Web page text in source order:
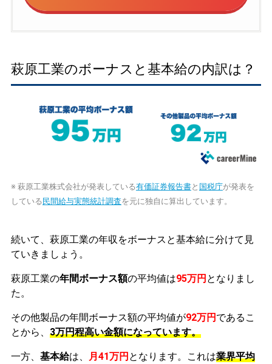
萩原工業のボーナスと基本給の内訳は？
※ 萩原工業株式会社が発表している有価証券報告書と 国税庁が発表を
している 民間給与実態統計調査を元に独自に算出しています。
続いて、萩原工業の年収をボーナスと基本給に分けて見
ていきましょう。
萩原工業の年間ボーナス額の平均値は95万円 となりまし
た。
その他製品の年間ボーナス額の平均値が92万円 であるこ
とから、 3万円程高い金額になっています。
一方、 基本給は、 月41万円 となります。これは業界平均